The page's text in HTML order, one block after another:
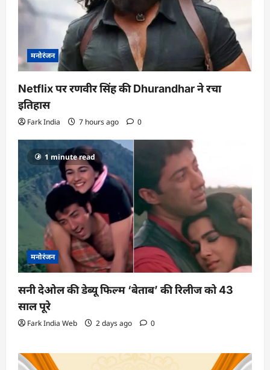
मनोरंजन
Netflix पर रणवीर सिंह की Dhurandhar ने रचा
इतिहास
Fark India 7 hours ago 0
1 minute read
मनोरंजन
सनी देओल की डेब्यू फिल्म ‘बेताब’ की रिलीज को 43
साल पूरे
Fark India Web 2 days ago 0